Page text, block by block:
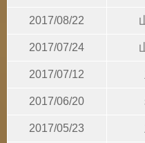
2017/08/22
2017/07/24
2017/07/12
2017/06/20
2017/05/23